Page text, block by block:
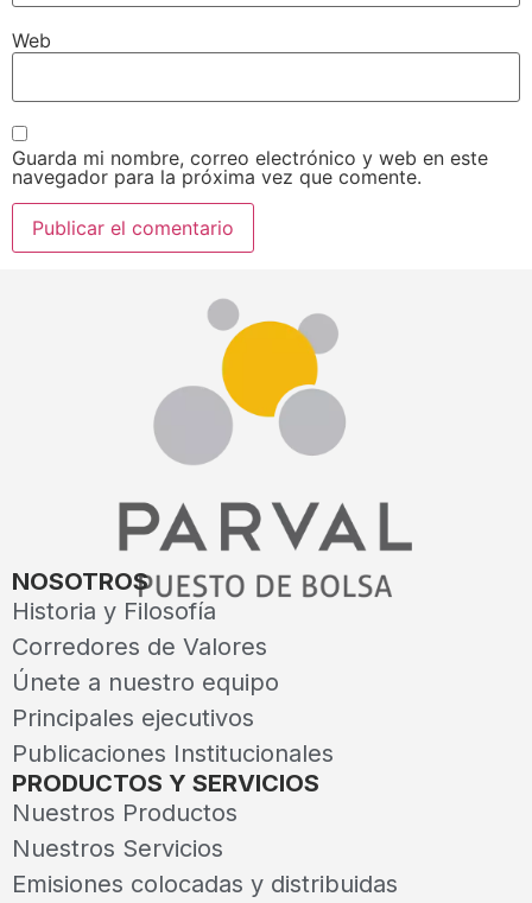
Web
Guarda mi nombre, correo electrónico y web en este
navegador para la próxima vez que comente.
NOSOTROS
Historia y Filosofía
Corredores de Valores
Únete a nuestro equipo
Principales ejecutivos
Publicaciones Institucionales
PRODUCTOS Y SERVICIOS
Nuestros Productos
Nuestros Servicios
Emisiones colocadas y distribuidas